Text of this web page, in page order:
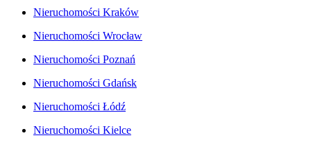
Nieruchomości Kraków
Nieruchomości Wrocław
Nieruchomości Poznań
Nieruchomości Gdańsk
Nieruchomości Łódź
Nieruchomości Kielce